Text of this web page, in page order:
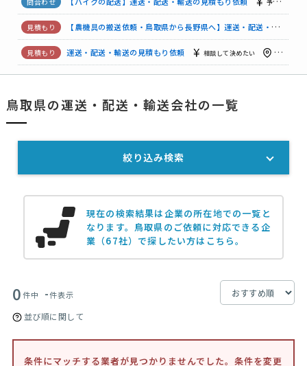
予算上限なし
【農機具の搬送依頼・鳥取県から長野県へ】運送・配送・輸送の見積もり依頼
運送・配送・輸送の見積もり依頼 相談して決めたい 鳥取県
鳥取→大阪・芝刈り機の輸送見積もり依頼
プレジャーボート陸送（香川→鳥取）依頼 30万円まで
鳥取県の運送・配送・輸送会社の一覧
現在の検索結果は企業の所在地での一覧と
なります。鳥取県のご依頼に対応できる企
業（67社）で探したい方はこちら。
0件中 -件表示
並び順に関して
条件にマッチする業者が見つかりませんでした。条件を変更
絞り込み検索